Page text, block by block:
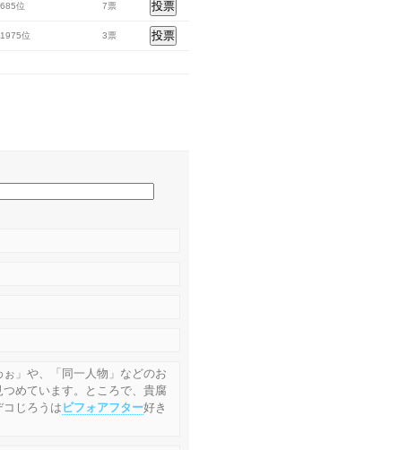
位 7票
位 3票
」や、「同一人物」などのお
めています。ところで、貴腐
じろうは ビフォアフター好き